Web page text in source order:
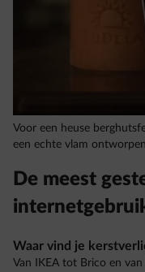
Voor een heuse
een echte vlam
De meest
Waar vind je
Van IKEA tot Brico en